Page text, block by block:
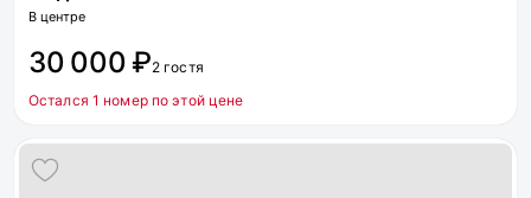
В центре
30 000 ₽2 гостя
Остался 1 номер по этой цене